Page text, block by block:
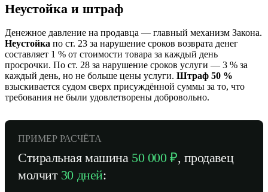
Неустойка и штраф
Денежное давление на продавца — главный механизм Закона.
Неустойка по ст. 23 за нарушение сроков возврата денег
составляет 1 % от стоимости товара за каждый день
просрочки. По ст. 28 за нарушение сроков услуги — 3 % за
каждый день, но не больше цены услуги. Штраф 50 %
взыскивается судом сверх присуждённой суммы за то, что
требования не были удовлетворены добровольно.
ПРИМЕР РАСЧЁТА
Стиральная машина 50 000 ₽, продавец
молчит 30 дней: